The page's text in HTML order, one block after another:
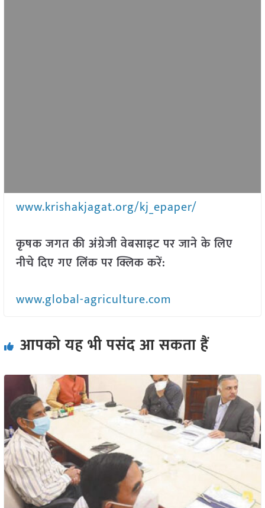
www.krishakjagat.org/kj_epaper/
कृषक जगत की अंग्रेजी वेबसाइट पर जाने के लिए
नीचे दिए गए लिंक पर क्लिक करें:
www.global-agriculture.com
आपको यह भी पसंद आ सकता हैं